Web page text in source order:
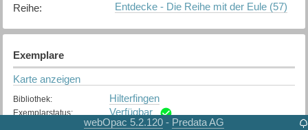
Reihe: Entdecke - Die Reihe mit der Eule (57)
Exemplare
Karte anzeigen
Bibliothek: Hilterfingen
Exemplarstatus:
Verfügbar
webOpac 5.2.120 - Predata AG